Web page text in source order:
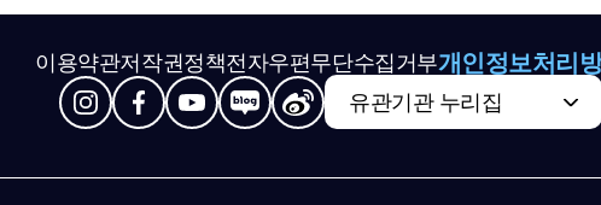
이용약관저작권정책전자우편무단수집거부개인정보처리
유관기관 누리집